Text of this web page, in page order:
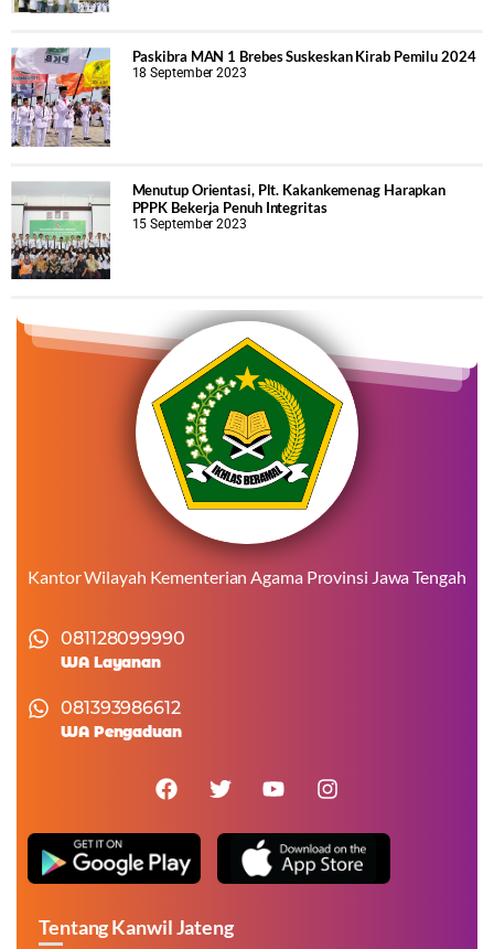
Paskibra MAN 1 Brebes Suskeskan Kirab Pemilu 2024
18 September 2023
Menutup Orientasi, Plt. Kakankemenag Harapkan
PPPK Bekerja Penuh Integritas
15 September 2023
Kantor Wilayah Kementerian Agama Provinsi Jawa Tengah
081128099990
WA Layanan
081393986612
WA Pengaduan
Tentang Kanwil Jateng